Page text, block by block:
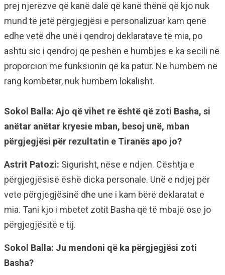
prej njerëzve që kanë dalë që kanë thënë që kjo nuk
mund të jetë përgjegjësi e personalizuar kam qenë
edhe vetë dhe unë i qendroj deklaratave të mia, po
ashtu sic i qendroj që peshën e humbjes e ka secili në
proporcion me funksionin që ka patur. Ne humbëm në
rang kombëtar, nuk humbëm lokalisht.
Sokol Balla: Ajo që vihet re është që zoti Basha, si
anëtar anëtar kryesie mban, besoj unë, mban
përgjegjësi për rezultatin e Tiranës apo jo?
Astrit Patozi: Sigurisht, nëse e ndjen. Cështja e
përgjegjësisë ëshë dicka personale. Unë e ndjej për
vete përgjegjësinë dhe une i kam bërë deklaratat e
mia. Tani kjo i mbetet zotit Basha që të mbajë ose jo
përgjegjësitë e tij.
Sokol Balla: Ju mendoni që ka përgjegjësi zoti
Basha?